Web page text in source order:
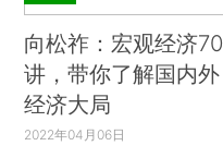
向松祚：宏观经济70
讲，带你了解国内外
经济大局
2022年04月06日